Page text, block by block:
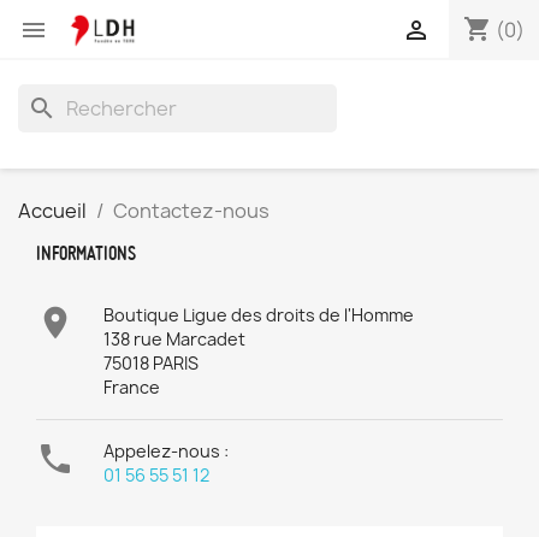
 shopping_cart (0)

search
Accueil Contactez-nous
INFORMATIONS

Boutique Ligue des droits de l'Homme
138 rue Marcadet
75018 PARIS
France

Appelez-nous :
01 56 55 51 12